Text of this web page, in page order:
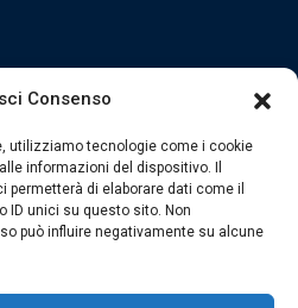
Consenso
utilizziamo tecnologie come i cookie
informazioni del dispositivo. Il
di elaborare dati come il
ID unici su questo sito. Non
può influire negativamente su alcune